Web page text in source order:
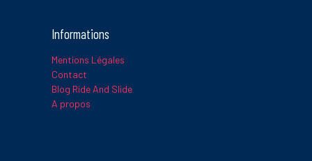
Informations
Mentions Légales
Contact
Blog Ride And Slide
A propos